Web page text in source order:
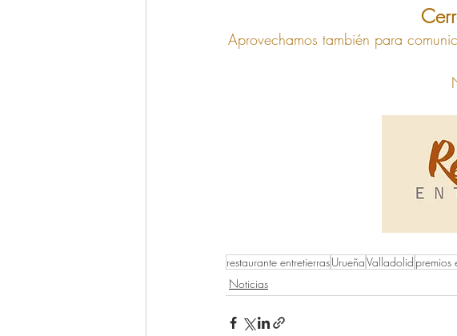
Aprovechamos también para
restaurante entretierrasUrueñaValladolid
Noticias